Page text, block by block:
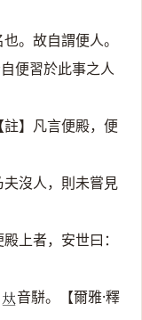
。故自謂便人。
便習於此事之人
註】凡言便殿，便
夫沒人，則未嘗見
上者，安世曰：
𠀤音駢。【爾雅·釋